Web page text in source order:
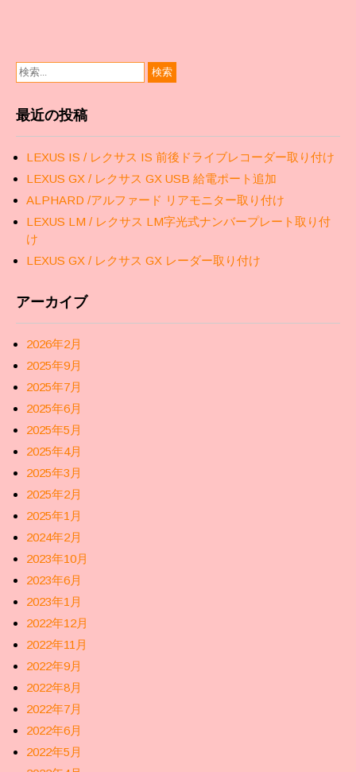
最近の投稿
LEXUS IS / レクサス IS 前後ドライブレコーダー取り付け
LEXUS GX / レクサス GX USB 給電ポート追加
ALPHARD /アルファード リアモニター取り付け
LEXUS LM / レクサス LM字光式ナンバープレート取り付
け
LEXUS GX / レクサス GX レーダー取り付け
アーカイブ
2026年2月
2025年9月
2025年7月
2025年6月
2025年5月
2025年4月
2025年3月
2025年2月
2025年1月
2024年2月
2023年10月
2023年6月
2023年1月
2022年12月
2022年11月
2022年9月
2022年8月
2022年7月
2022年6月
2022年5月